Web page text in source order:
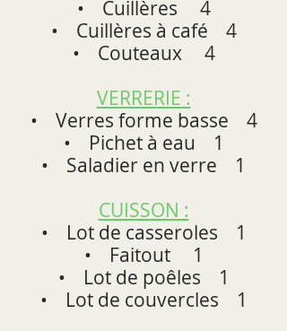
• Cuillères 4
• Cuillères à café 4
• Couteaux 4
VERRERIE :
• Verres forme basse 4
• Pichet à eau 1
• Saladier en verre 1
CUISSON :
• Lot de casseroles 1
• Faitout 1
• Lot de poêles 1
• Lot de couvercles 1